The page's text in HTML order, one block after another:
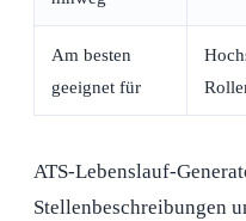
Am besten
geeignet für
ATS-Lebenslauf-
Stellenbeschreibungen